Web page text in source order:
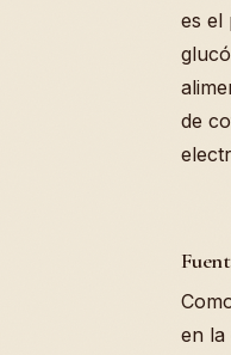
es el
de
en la